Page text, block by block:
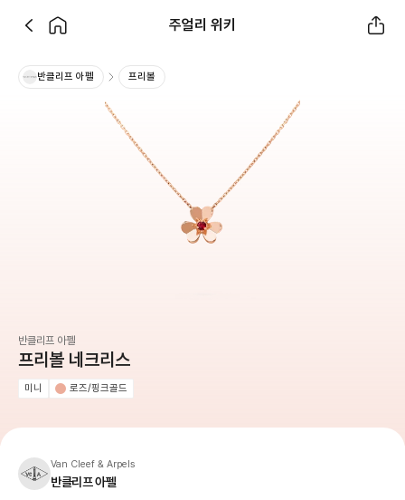
주얼리 위키
반클리프 아펠 프리볼
반클리프 아펠
프리볼 네크리스
미니 로즈/핑크골드
Van Cleef & Arpels
반클리프 아펠